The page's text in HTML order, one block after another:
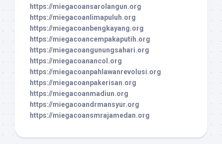
https://miegacoansarolangun.org
https://miegacoanlimapuluh.org
https://miegacoanbengkayang.org
https://miegacoancempakaputih.org
https://miegacoangunungsahari.org
https://miegacoanancol.org
https://miegacoanpahlawanrevolusi.org
https://miegacoanpakerisan.org
https://miegacoanmadiun.org
https://miegacoandrmansyur.org
https://miegacoansmrajamedan.org